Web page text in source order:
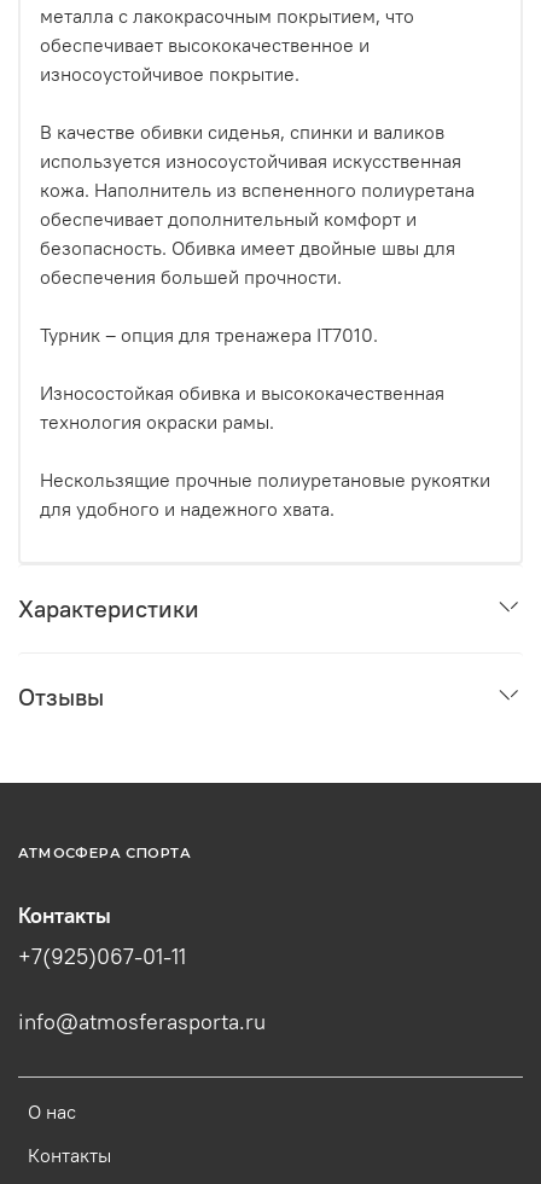
металла с лакокрасочным покрытием, что
обеспечивает высококачественное и
износоустойчивое покрытие.
В качестве обивки сиденья, спинки и валиков
используется износоустойчивая искусственная
кожа. Наполнитель из вспененного полиуретана
обеспечивает дополнительный комфорт и
безопасность. Обивка имеет двойные швы для
обеспечения большей прочности.
Турник – опция для тренажера IT7010.
Износостойкая обивка и высококачественная
технология окраски рамы.
Нескользящие прочные полиуретановые рукоятки
для удобного и надежного хвата.
Характеристики
Отзывы
АТМОСФЕРА СПОРТА
О нас
Контакты
Контакты
+7(925)067-01-11
info@atmosferasporta.ru